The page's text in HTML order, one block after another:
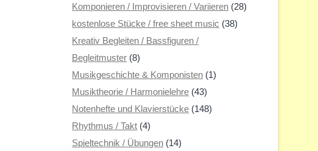
Komponieren / Improvisieren / Variieren (28)
kostenlose Stücke / free sheet music (38)
Kreativ Begleiten / Bassfiguren /
Begleitmuster (8)
Musikgeschichte & Komponisten (1)
Musiktheorie / Harmonielehre (43)
Notenhefte und Klavierstücke (148)
Rhythmus / Takt (4)
Spieltechnik / Übungen (14)